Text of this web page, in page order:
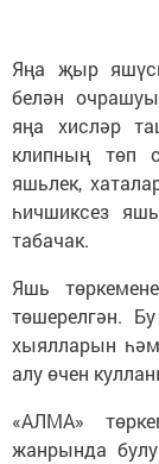
Яңа җыр
белән
яңа хисләр
клипның төп
яшьлек,
һичшиксез
табачак.
Яшь
төшерелгән.
хыялларын
алу өчен
«АЛМА»
жанрында